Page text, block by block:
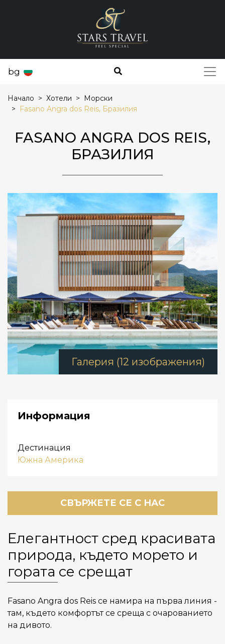
bg
Начало Хотели
Морски
Fasano Angra dos Reis, Бразилия
FASANO ANGRA DOS REIS,
БРАЗИЛИЯ
Галерия (12 изображения)
Информация
Дестинация
Южна Америка
СВЪРЖЕТЕ СЕ С НАС
Елегантност сред красивата
природа, където морето и
гората се срещат
Fasano Angra dos Reis се намира на първа линия -
там, където комфортът се среща с очарованието
на дивото.